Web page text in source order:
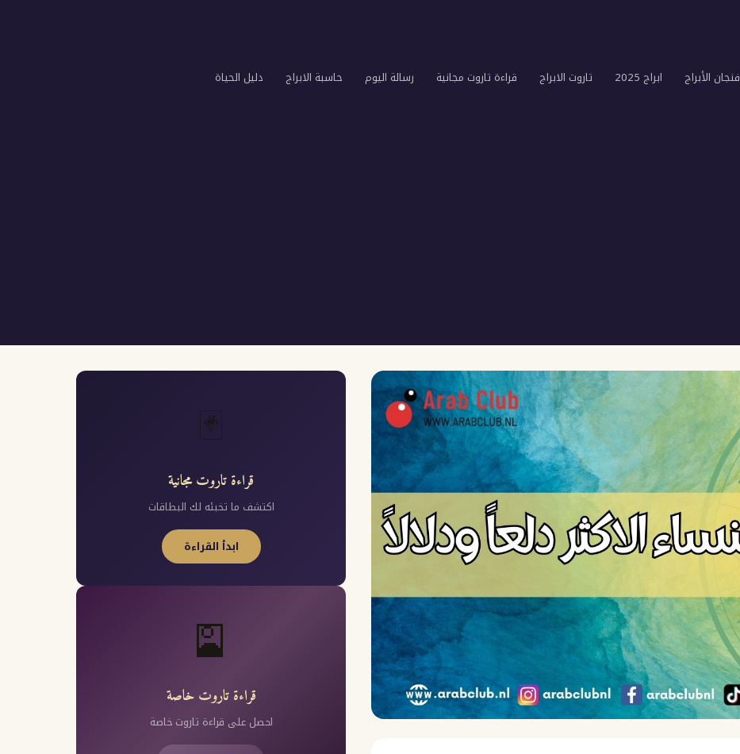
فنجان الأبراج ابراج 2025 تاروت الابراج قراءة تاروت مجانية رسالة اليوم حاسبة الابراج دليل الحياة
🃏
قراءة تاروت مجانية
اكتشف ما تخبئه لك البطاقات
ابدأ القراءة
🎴
قراءة تاروت خاصة
احصل على قراءة تاروت خاصة